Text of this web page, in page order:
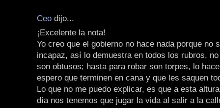
Ceo dijo...
¡Excelente la nota!
Yo creo que el gobierno no hace nada porque no
incapaz, así lo demuestra en todos los rubros,
son obtusos; hasta para robar son torpes, lo
espero que terminen en cana y que les saquen
Lo que no me puedo explicar, es que a esta
día nos tenemos que jugar la vida al salir a la